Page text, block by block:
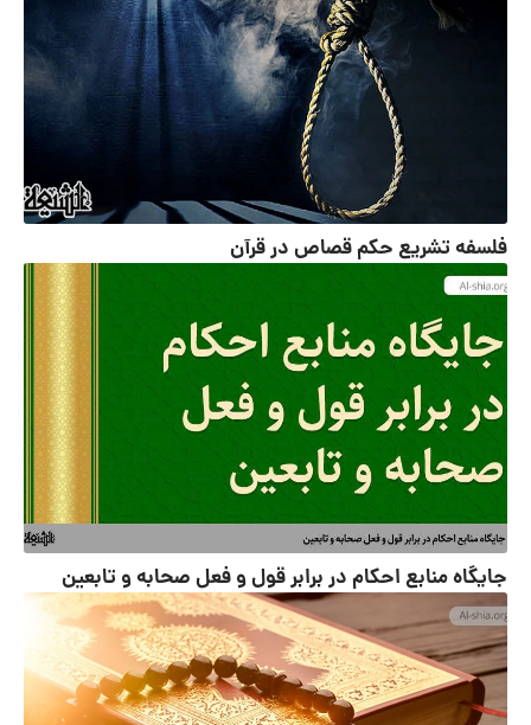
فلسفه تشریع حکم قصاص در قرآن
جایگاه منابع احکام در برابر قول و فعل صحابه و تابعین